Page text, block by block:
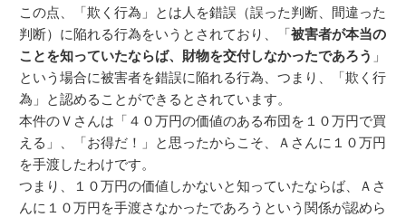
この点、「欺く行為」とは人を錯誤（誤った判断、間違った
判断）に陥れる行為をいうとされており、「被害者が本当の
ことを知っていたならば、財物を交付しなかったであろう 」
という場合に被害者を錯誤に陥れる行為、つまり、「欺く行
為」と認めることができるとされています。
本件のＶさんは「４０万円の価値のある布団を１０万円で買
える」、「お得だ！」と思ったからこそ、Ａさんに１０万円
を手渡したわけです。
つまり、１０万円の価値しかないと知っていたならば、Ａさ
んに１０万円を手渡さなかったであろうという関係が認めら